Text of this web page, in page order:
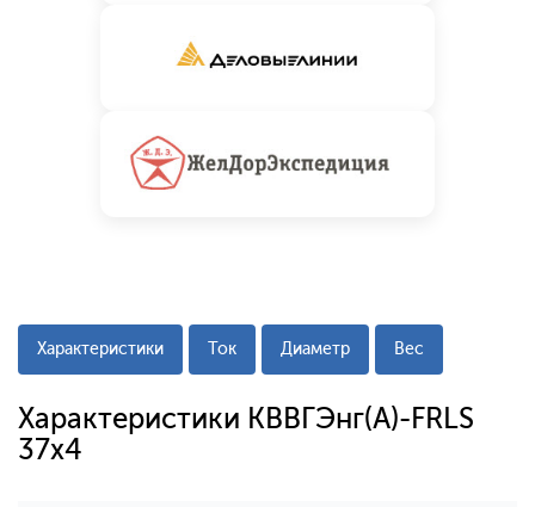
Характеристики Ток Диаметр Вес
Характеристики КВВГЭнг(A)-FRLS
37x4